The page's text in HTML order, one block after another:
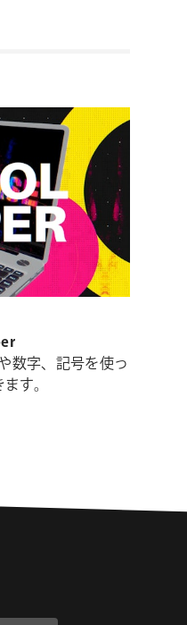
数字、記号を使っ
す。